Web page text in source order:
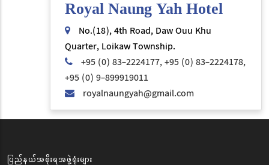
Royal Naung Yah Hotel
No.(18), 4th Road, Daw Ouu Khu
Quarter, Loikaw Township.
+95 (0) 83-2224177, +95 (0) 83-2224178,
+95 (0) 9-899919011
royalnaungyah@gmail.com
ပြည်နယ်အစိုးရအဖွဲ့ရုံးများ